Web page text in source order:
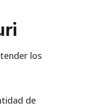
los
de